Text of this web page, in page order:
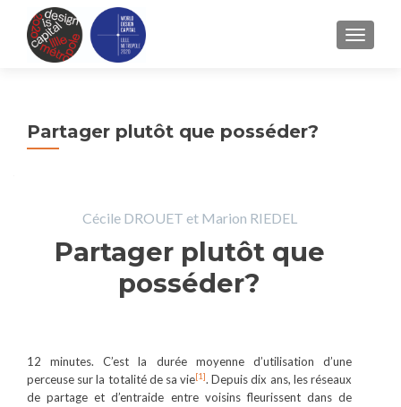
Partager plutôt que posséder?
Cécile DROUET et Marion RIEDEL
Partager plutôt que
posséder?
12 minutes. C’est la durée moyenne d’utilisation d’une
perceuse sur la totalité de sa vie[1]. Depuis dix ans, les réseaux
de partage et d’entraide entre voisins fleurissent dans de